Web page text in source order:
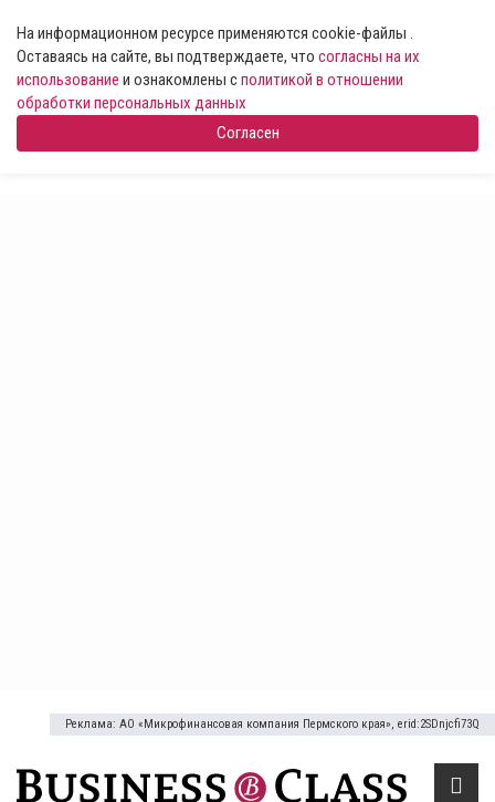
На информационном ресурсе применяются cookie-файлы .
Оставаясь на сайте, вы подтверждаете, что согласны на их
использование и ознакомлены сполитикой в отношении
обработки персональных данных
Согласен
Реклама: АО «Микрофинансовая компания Пермского края», erid:2SDnjcfi73Q